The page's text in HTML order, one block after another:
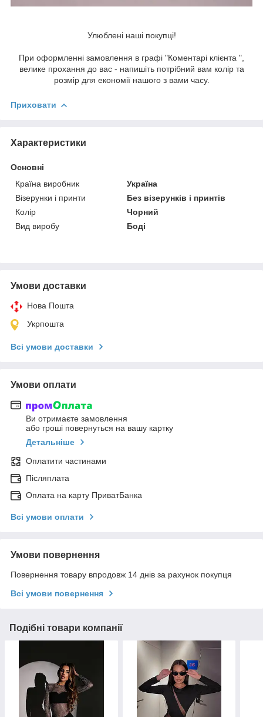
Улюблені наші покупці!
При оформленні замовлення в графі "Коментарі клієнта ",
велике прохання до вас - напишіть потрібний вам колір та
розмір для економії нашого з вами часу.
Приховати
Характеристики
Основні
Країна виробник
Україна
Візерунки і принти
Без візерунків і принтів
Колір
Чорний
Вид виробу
Боді
Умови доставки
Нова Пошта
Укрпошта
Всі умови доставки
Умови оплати
Ви отримаєте замовлення
або гроші повернуться на вашу картку
Детальніше
Оплатити частинами
Післяплата
Оплата на карту ПриватБанка
Всі умови оплати
Умови повернення
Повернення товару впродовж 14 днів за рахунок покупця
Всі умови повернення
Подібні товари компанії